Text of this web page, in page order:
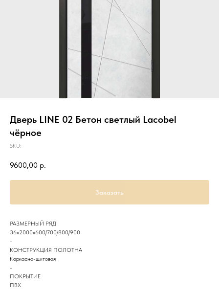
Дверь LINE 02 Бетон светлый Lacobel
чёрное
SKU:
9600,00 р.
Заказать
РАЗМЕРНЫЙ РЯД
36х2000х600/700/800/900
-
КОНСТРУКЦИЯ ПОЛОТНА
Каркасно-щитовая
-
ПОКРЫТИЕ
ПВХ